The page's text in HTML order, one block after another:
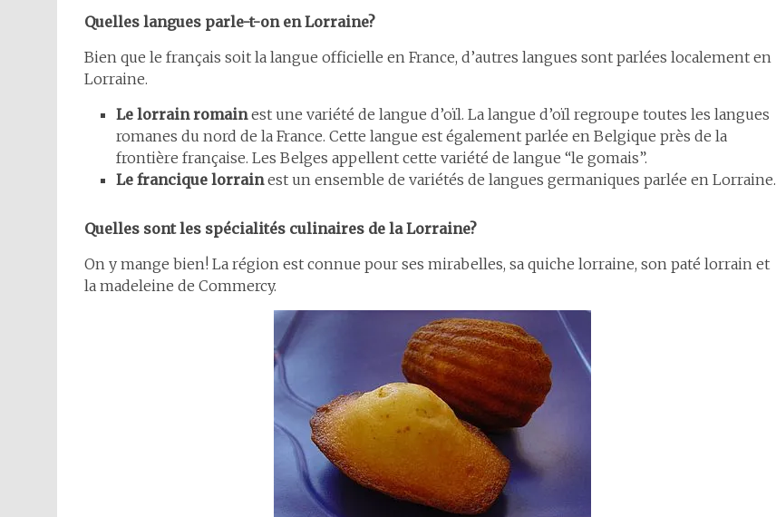
Quelles langues parle-t-on en Lorraine?
Bien que le français soit la langue officielle en France, d’autres langues sont parlées localement en
Lorraine.
Le lorrain romainest une variété de langue d’oïl. La langue d’oïl regroupe toutes les langues
romanes du nord de la France. Cette langue est également parlée en Belgique près de la
frontière française. Les Belges appellent cette variété de langue “le gomais”.
Le francique lorrainest un ensemble de variétés de langues germaniques parlée en Lorraine.
Quelles sont les spécialités culinaires de la Lorraine?
On y mange bien! La région est connue pour ses mirabelles, sa quiche lorraine, son paté lorrain et
la madeleine de Commercy.